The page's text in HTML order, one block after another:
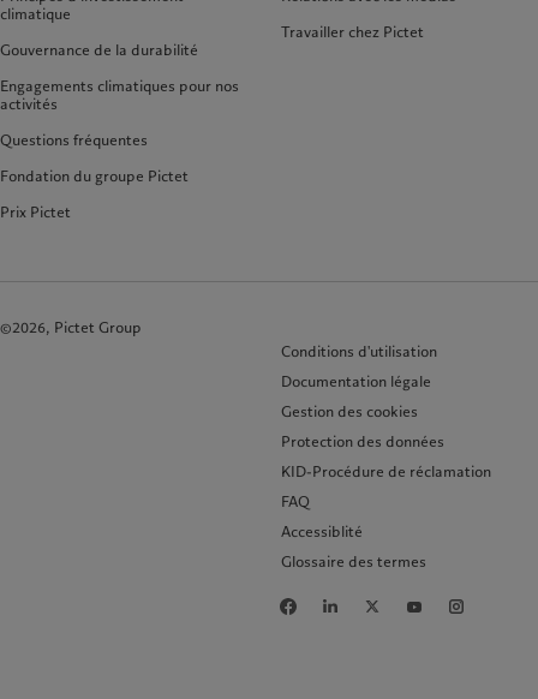
climatique
Gouvernance de la durabilité
Engagements climatiques pour nos
activités
Questions fréquentes
Fondation du groupe Pictet
Prix Pictet
Travailler chez Pictet
©2026, Pictet Group
Conditions d'utilisation
Documentation légale
Gestion des cookies
Protection des données
KID-Procédure de réclamation
FAQ
Accessiblité
Glossaire des termes